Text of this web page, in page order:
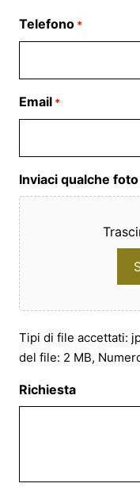
Telefono *
Email *
Inviaci qualche
Tipi di file accettati:
del file: 2 MB,
Richiesta